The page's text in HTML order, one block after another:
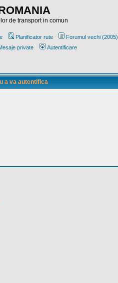
de transport in comun
Planificator rute Forumul vechi (2005)
private Autentificare
a va autentifica